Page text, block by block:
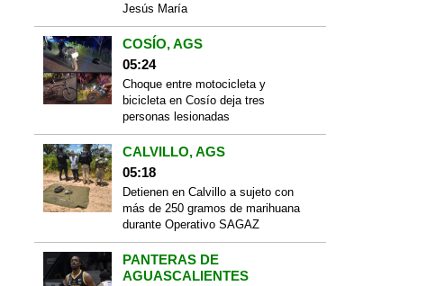
Jesús María
COSÍO, AGS
05:24
Choque entre motocicleta y
bicicleta en Cosío deja tres
personas lesionadas
CALVILLO, AGS
05:18
Detienen en Calvillo a sujeto con
más de 250 gramos de marihuana
durante Operativo SAGAZ
PANTERAS DE
AGUASCALIENTES